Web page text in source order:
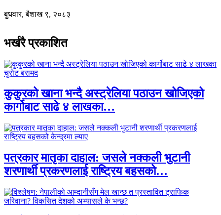
बुधवार, बैशाख ९, २०८३
भर्खरै प्रकाशित
कुकुरको खाना भन्दै अस्ट्रेलिया पठाउन खोजिएको
कार्गोबाट साढे ४ लाखका…
पत्रकार मातृका दाहाल: जसले नक्कली भुटानी
शरणार्थी प्रकरणलाई राष्ट्रिय बहसको…